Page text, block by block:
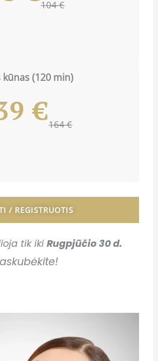
104 €
kūnas (120 min)
€164 €
/ REGISTRUOTIS
tik iki Rugpjūčio 30 d.
!